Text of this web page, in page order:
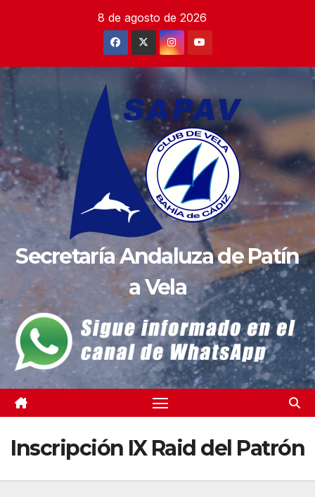
8 de agosto de 2026
Secretaría Andaluza de Patín
a Vela
Inscripción IX Raid del Patrón